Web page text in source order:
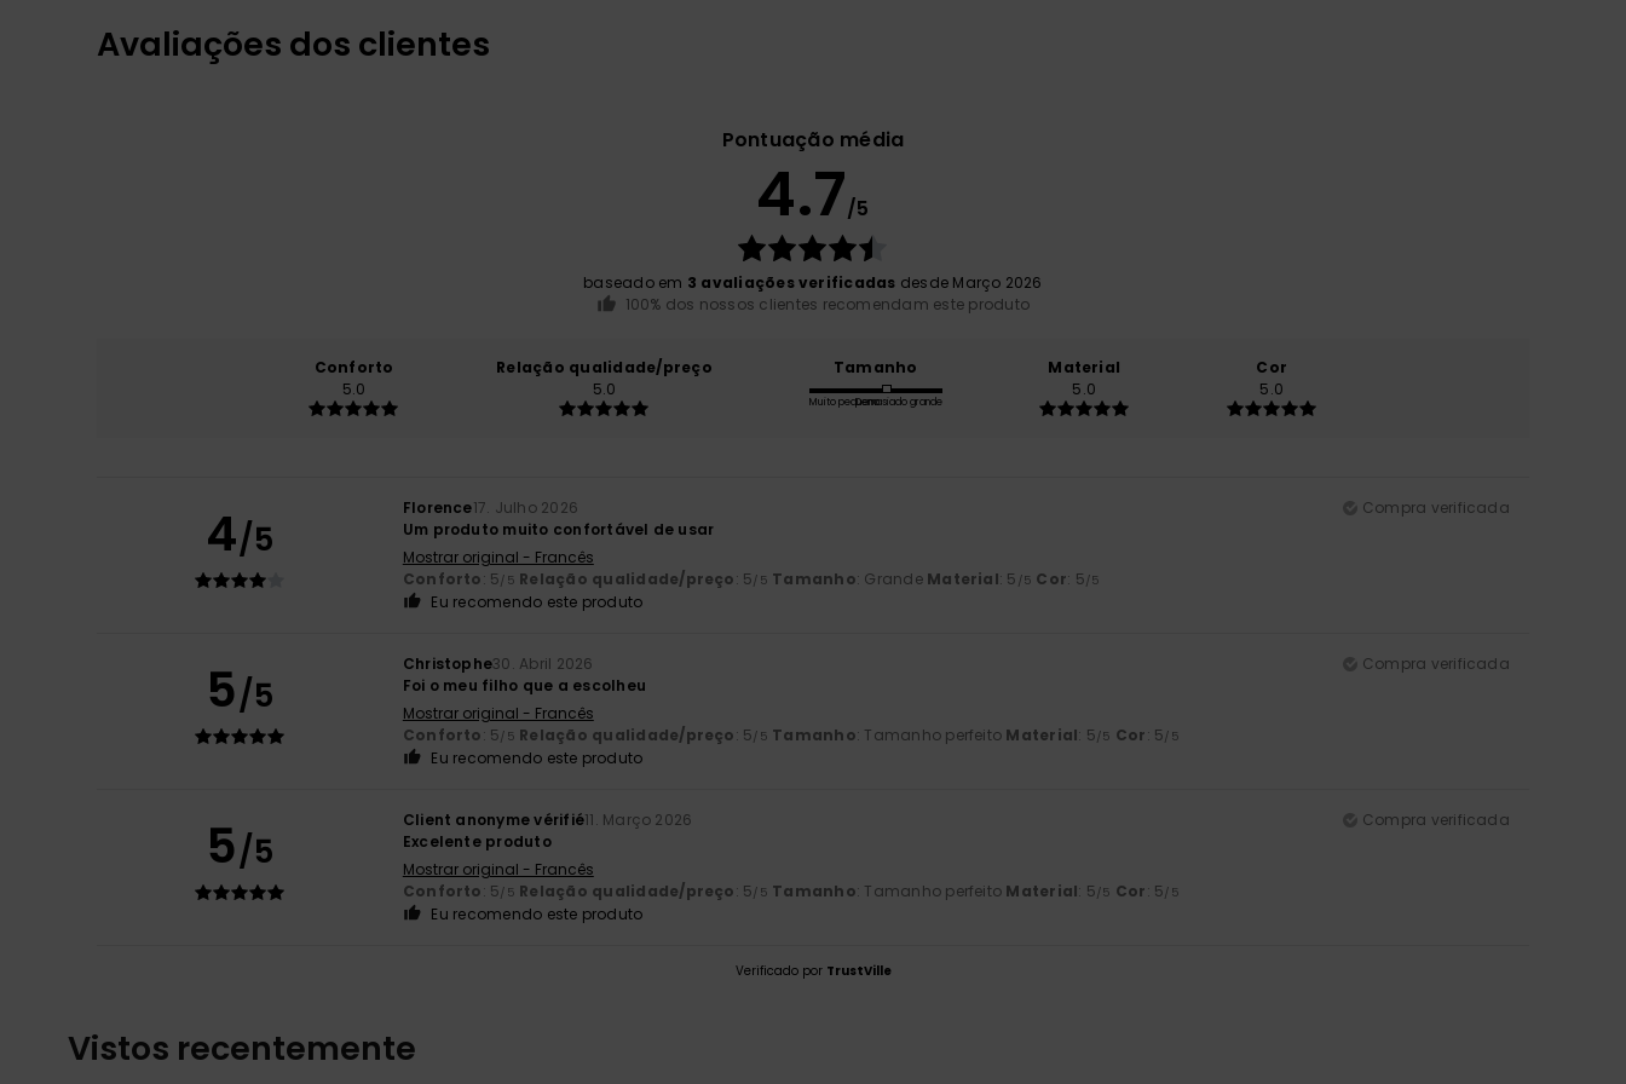
Avaliações dos clientes
Pontuação média
4.7/5
baseado em 3 avaliações verificadas desde Março 2026
100% dos nossos clientes recomendam este produto
Conforto
5.0
Relação qualidade/preço
5.0
Tamanho
Muito pequenoDemasiado grande
Material
5.0
Cor
5.0
4/5
Florence17. Julho 2026
Compra verificada
Um produto muito confortável de usar
Mostrar original - Francês
Conforto: 5/5 Relação qualidade/preço: 5/5 Tamanho: Grande Material: 5 /5 Cor: 5/5
Eu recomendo este produto
5/5
Christophe30. Abril 2026
Compra verificada
Foi o meu filho que a escolheu
Mostrar original - Francês
Conforto: 5/5 Relação qualidade/preço: 5/5 Tamanho: Tamanho perfeito Material: 5/5 Cor: 5/5
Eu recomendo este produto
5/5
Client anonyme vérifié11. Março 2026
Compra verificada
Excelente produto
Mostrar original - Francês
Conforto: 5/5 Relação qualidade/preço: 5/5 Tamanho: Tamanho perfeito Material: 5/5 Cor: 5/5
Eu recomendo este produto
Verificado por TrustVille
Vistos recentemente